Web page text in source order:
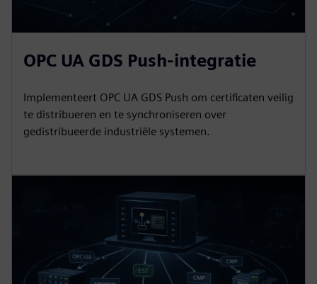
OPC UA GDS Push-integratie
Implementeert OPC UA GDS Push om certificaten veilig
te distribueren en te synchroniseren over
gedistribueerde industriële systemen.